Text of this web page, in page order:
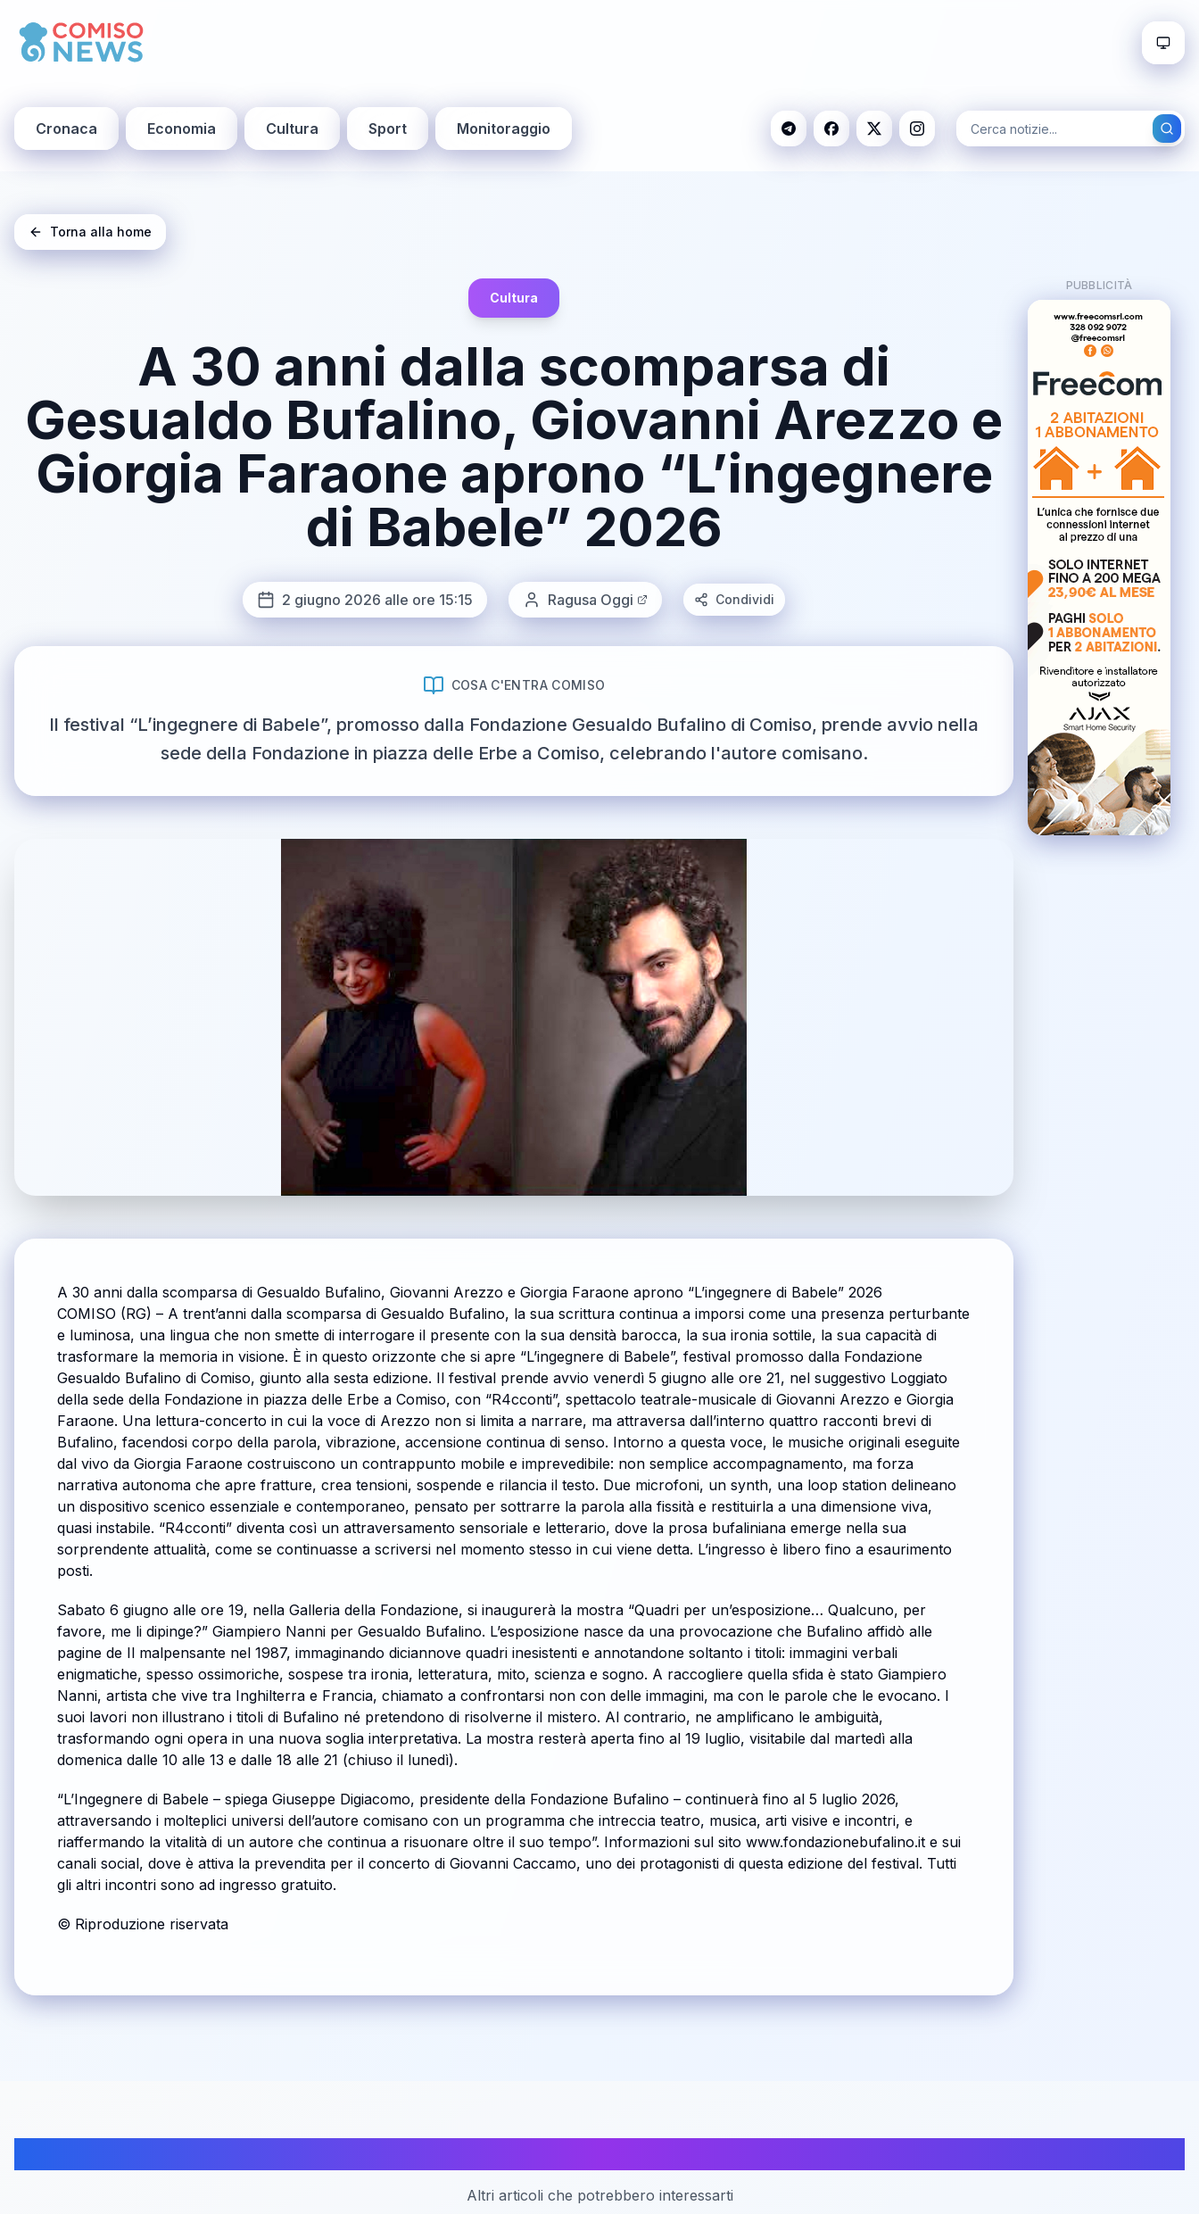
Cronaca Economia Cultura Sport Monitoraggio
Torna alla home
Cultura
A 30 anni dalla scomparsa di
Gesualdo Bufalino, Giovanni Arezzo e
Giorgia Faraone aprono “L’ingegnere
di Babele” 2026
2 giugno 2026 alle ore 15:15 Ragusa Oggi Condividi
COSA C'ENTRA COMISO
Il festival “L’ingegnere di Babele”, promosso dalla Fondazione Gesualdo Bufalino di Comiso, prende avvio nella
sede della Fondazione in piazza delle Erbe a Comiso, celebrando l'autore comisano.
A 30 anni dalla scomparsa di Gesualdo Bufalino, Giovanni Arezzo e Giorgia Faraone aprono “L’ingegnere di Babele” 2026
COMISO (RG) – A trent’anni dalla scomparsa di Gesualdo Bufalino, la sua scrittura continua a imporsi come una presenza perturbante
e luminosa, una lingua che non smette di interrogare il presente con la sua densità barocca, la sua ironia sottile, la sua capacità di
trasformare la memoria in visione. È in questo orizzonte che si apre “L’ingegnere di Babele”, festival promosso dalla Fondazione
Gesualdo Bufalino di Comiso, giunto alla sesta edizione. Il festival prende avvio venerdì 5 giugno alle ore 21, nel suggestivo Loggiato
della sede della Fondazione in piazza delle Erbe a Comiso, con “R4cconti”, spettacolo teatrale-musicale di Giovanni Arezzo e Giorgia
Faraone. Una lettura-concerto in cui la voce di Arezzo non si limita a narrare, ma attraversa dall’interno quattro racconti brevi di
Bufalino, facendosi corpo della parola, vibrazione, accensione continua di senso. Intorno a questa voce, le musiche originali eseguite
dal vivo da Giorgia Faraone costruiscono un contrappunto mobile e imprevedibile: non semplice accompagnamento, ma forza
narrativa autonoma che apre fratture, crea tensioni, sospende e rilancia il testo. Due microfoni, un synth, una loop station delineano
un dispositivo scenico essenziale e contemporaneo, pensato per sottrarre la parola alla fissità e restituirla a una dimensione viva,
quasi instabile. “R4cconti” diventa così un attraversamento sensoriale e letterario, dove la prosa bufaliniana emerge nella sua
sorprendente attualità, come se continuasse a scriversi nel momento stesso in cui viene detta. L’ingresso è libero fino a esaurimento
posti.
Sabato 6 giugno alle ore 19, nella Galleria della Fondazione, si inaugurerà la mostra “Quadri per un’esposizione… Qualcuno, per
favore, me li dipinge?” Giampiero Nanni per Gesualdo Bufalino. L’esposizione nasce da una provocazione che Bufalino affidò alle
pagine de Il malpensante nel 1987, immaginando diciannove quadri inesistenti e annotandone soltanto i titoli: immagini verbali
enigmatiche, spesso ossimoriche, sospese tra ironia, letteratura, mito, scienza e sogno. A raccogliere quella sfida è stato Giampiero
Nanni, artista che vive tra Inghilterra e Francia, chiamato a confrontarsi non con delle immagini, ma con le parole che le evocano. I
suoi lavori non illustrano i titoli di Bufalino né pretendono di risolverne il mistero. Al contrario, ne amplificano le ambiguità,
trasformando ogni opera in una nuova soglia interpretativa. La mostra resterà aperta fino al 19 luglio, visitabile dal martedì alla
domenica dalle 10 alle 13 e dalle 18 alle 21 (chiuso il lunedì).
“L’Ingegnere di Babele – spiega Giuseppe Digiacomo, presidente della Fondazione Bufalino – continuerà fino al 5 luglio 2026,
attraversando i molteplici universi dell’autore comisano con un programma che intreccia teatro, musica, arti visive e incontri, e
riaffermando la vitalità di un autore che continua a risuonare oltre il suo tempo”. Informazioni sul sito www.fondazionebufalino.it e sui
canali social, dove è attiva la prevendita per il concerto di Giovanni Caccamo, uno dei protagonisti di questa edizione del festival. Tutti
gli altri incontri sono ad ingresso gratuito.
© Riproduzione riservata
PUBBLICITÀ
Altri articoli che potrebbero interessarti